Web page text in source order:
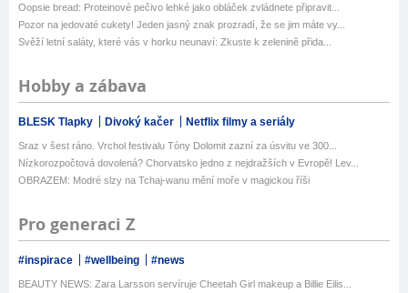
Oopsie bread: Proteinové pečivo lehké jako obláček zvládnete připravit...
Pozor na jedovaté cukety! Jeden jasný znak prozradí, že se jim máte vy...
Svěží letní saláty, které vás v horku neunaví: Zkuste k zelenině přida...
Hobby a zábava
BLESK Tlapky Divoký kačer Netflix filmy a seriály
Sraz v šest ráno. Vrchol festivalu Tóny Dolomit zazní za úsvitu ve 300...
Nízkorozpočtová dovolená? Chorvatsko jedno z nejdražších v Evropě! Lev...
OBRAZEM: Modré slzy na Tchaj-wanu mění moře v magickou říši
Pro generaci Z
#inspirace #wellbeing #news
BEAUTY NEWS: Zara Larsson servíruje Cheetah Girl makeup a Billie Eilis...